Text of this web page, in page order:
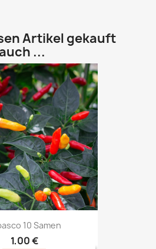
Artikel gekauft
...
10 Samen
1,00 €